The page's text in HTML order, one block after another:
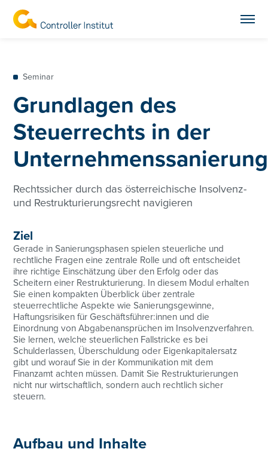
Seminar
Grundlagen des
Steuerrechts in der
Unternehmenssanierung
Rechtssicher durch das österreichische Insolvenz-
und Restrukturierungsrecht navigieren
Ziel
Gerade in Sanierungsphasen spielen steuerliche und
rechtliche Fragen eine zentrale Rolle und oft entscheidet
ihre richtige Einschätzung über den Erfolg oder das
Scheitern einer Restrukturierung. In diesem Modul erhalten
Sie einen kompakten Überblick über zentrale
steuerrechtliche Aspekte wie Sanierungsgewinne,
Haftungsrisiken für Geschäftsführer:innen und die
Einordnung von Abgabenansprüchen im Insolvenzverfahren.
Sie lernen, welche steuerlichen Fallstricke es bei
Schulderlassen, Überschuldung oder Eigenkapitalersatz
gibt und worauf Sie in der Kommunikation mit dem
Finanzamt achten müssen. Damit Sie Restrukturierungen
nicht nur wirtschaftlich, sondern auch rechtlich sicher
steuern.
Aufbau und Inhalte